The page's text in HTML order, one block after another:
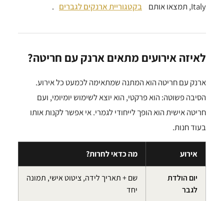
Italy, תמצאו אותם
בקטגוריית ארנקים לגברים .
לאיזה אירועים מתאים ארנק עם חריטה?
ארנק עם חריטה הוא המתנה שמתאימה לכמעט כל אירוע.
הסיבה פשוטה: הוא פרקטי, הוא יוצא לשימוש יומיומי, ועם
חריטה אישית הוא הופך לייחודי לגמרי. אי אפשר לקנות אותו
בעוד חנות.
אירוע מה כדאי לחרות?
יום הולדת
לגבר
שם + תאריך לידה, ציטוט אישי, תמונה
יחד